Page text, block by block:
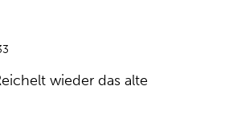
wieder das alte